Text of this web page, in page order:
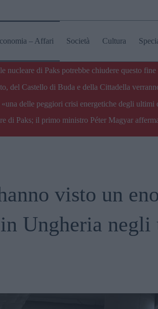
– Affari Società Cultura
nucleare di Paks potrebbe chiudere questo fine
del Castello di Buda e della Cittadella
delle peggiori crisi energetiche degli
di Paks; il primo ministro Péter Magyar
visto un
Ungheria